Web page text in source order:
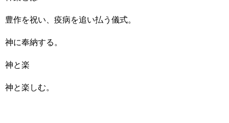
豊作を祝い、疫病を追い払う儀式。
神に奉納する。
神と楽
神と楽しむ。